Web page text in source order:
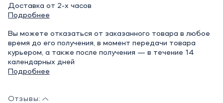
Доставка от 2-х часов
Подробнее
Вы можете отказаться от заказанного товара в любое
время до его получения, в момент передачи товара
курьером, а также после получения — в течение 14
календарных дней
Подробнее
Отзывы: